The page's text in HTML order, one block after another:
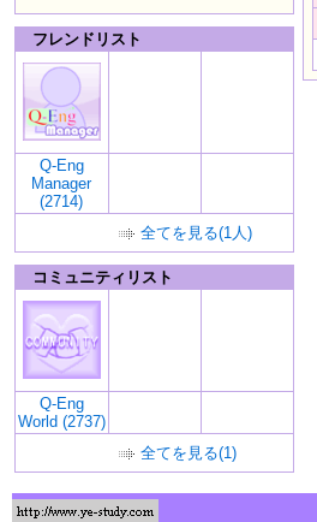
フレンドリスト
Q-Eng
Manager
(2714)
全てを見る(1人)
コミュニティリスト
Q-Eng
World (2737)
全てを見る(1)